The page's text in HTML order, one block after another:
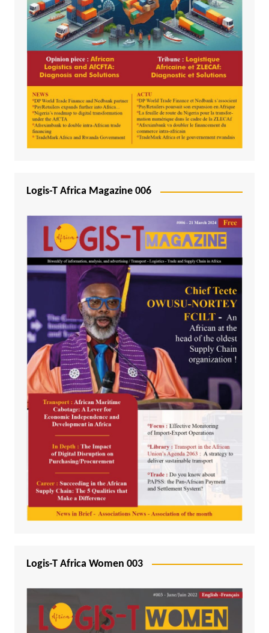
Logis-T Africa Magazine 006
Logis-T Africa Women 003